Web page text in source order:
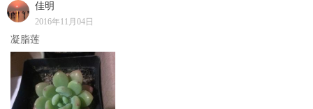
佳明
2016年11月04日
凝脂莲